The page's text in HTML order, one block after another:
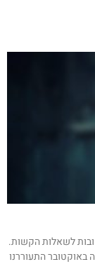
לשאלות הקשות.
באוקטובר התעוררנו